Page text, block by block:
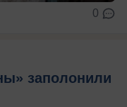
0
заполонили